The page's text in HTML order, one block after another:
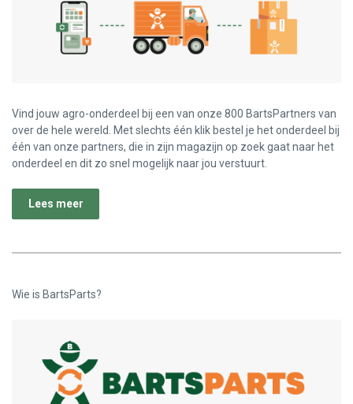
Vind jouw agro-onderdeel bij een van onze 800 BartsPartners van
over de hele wereld. Met slechts één klik bestel je het onderdeel bij
één van onze partners, die in zijn magazijn op zoek gaat naar het
onderdeel en dit zo snel mogelijk naar jou verstuurt.
Lees meer
Wie is BartsParts?